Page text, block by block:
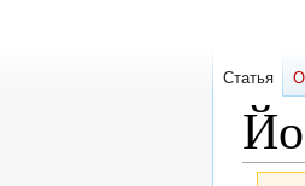
Статья